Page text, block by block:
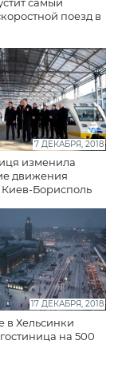
поезд в
7 ДЕКАБРЯ, 2018
изменила
движения
Киев-Борисполь
17 ДЕКАБРЯ, 2018
в Хельсинки
на 500